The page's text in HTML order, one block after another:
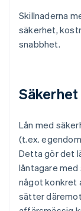
Skillnaderna
säkerhet,
snabbhet.
Lån med
(t.ex.
Detta gör det
låntagare
något konkret
sätter